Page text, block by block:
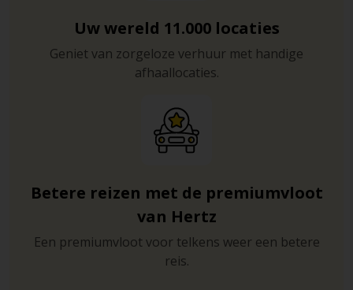
Uw wereld 11.000 locaties
Geniet van zorgeloze verhuur met handige
afhaallocaties.
Betere reizen met de premiumvloot
van Hertz
Een premiumvloot voor telkens weer een betere
reis.